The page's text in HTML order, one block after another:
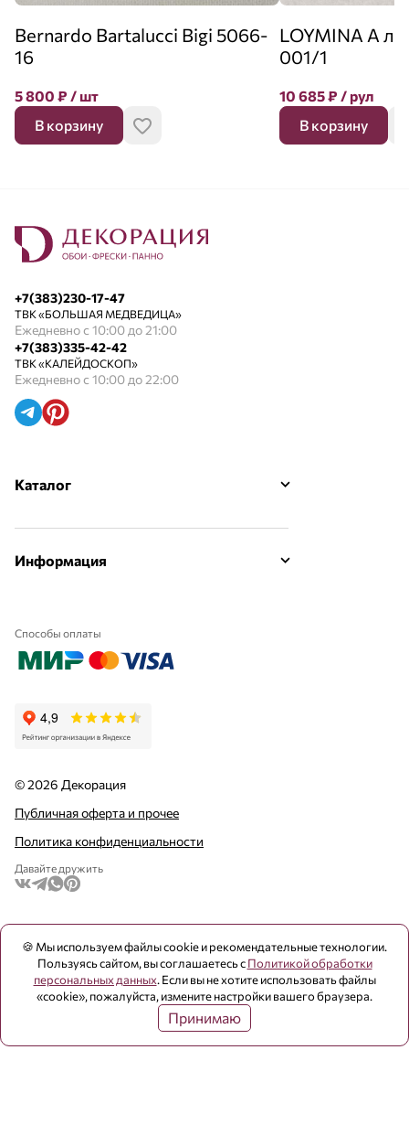
Bernardo Bartalucci Bigi 5066-
16
5 800 ₽ / шт
В корзину
LOYMINA А
001/1
10 685₽ / рул
В корзину
+7(383)230-17-47
ТВК «БОЛЬШАЯ МЕДВЕДИЦА»
Ежедневно с 10:00 до 21:00
+7(383)335-42-42
ТВК «КАЛЕЙДОСКОП»
Ежедневно с 10:00 до 22:00
Каталог
Информация
Способы оплаты
© 2026 Декорация
Публичная оферта и прочее
Политика конфиденциальности
Давайте дружить
🍪 Мы используем файлы cookie и рекомендательные технологии.
Пользуясь сайтом, вы соглашаетесь сПолитикой обработки
персональных данных. Если вы не хотите использовать файлы
«cookie», пожалуйста, измените настройки вашего браузера.
Принимаю